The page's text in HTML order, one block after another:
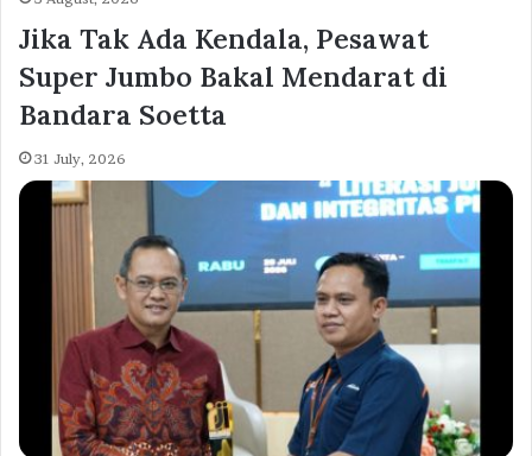
Jika Tak Ada Kendala, Pesawat
Super Jumbo Bakal Mendarat di
Bandara Soetta
31 July, 2026